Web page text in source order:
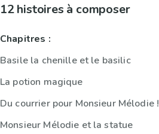
12 histoires à composer
Chapitres :
Basile la chenille et le basilic
La potion magique
Du courrier pour Monsieur Mélodie !
Monsieur Mélodie et la statue